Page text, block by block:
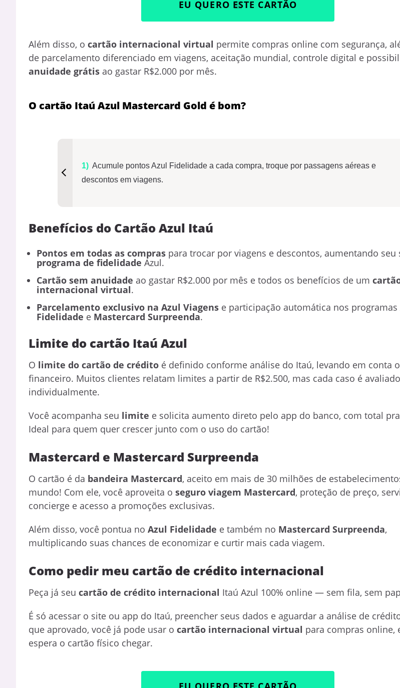
EU QUERO ESTE CARTÃO
Além disso, o cartão internacional virtual permite compras online com segurança,
de parcelamento diferenciado em viagens, aceitação mundial, controle digital e
anuidade grátis ao gastar R$2.000 por mês.
O cartão Itaú Azul Mastercard Gold é bom?
Acumule pontos Azul Fidelidade a cada compra, troque por passagens aéreas e
descontos em viagens.
Benefícios do Cartão Azul Itaú
Pontos em todas as compras para trocar por viagens e descontos, aumentando seu
programa de fidelidade Azul.
Cartão sem anuidade ao gastar R$2.000 por mês e todos os benefícios de um
internacional virtual.
Parcelamento exclusivo na Azul Viagens e participação automática nos programas
Fidelidade e Mastercard Surpreenda.
Limite do cartão Itaú Azul
O limite do cartão de crédito é definido conforme análise do Itaú, levando em conta
financeiro. Muitos clientes relatam limites a partir de R$2.500, mas cada caso é avaliado
individualmente.
Você acompanha seu limite e solicita aumento direto pelo app do banco, com total
Ideal para quem quer crescer junto com o uso do cartão!
Mastercard e Mastercard Surpreenda
O cartão é da bandeira Mastercard, aceito em mais de 30 milhões de
mundo! Com ele, você aproveita o seguro viagem Mastercard, proteção de preço,
concierge e acesso a promoções exclusivas.
Além disso, você pontua no Azul Fidelidade e também no Mastercard Surpreenda,
multiplicando suas chances de economizar e curtir mais cada viagem.
Como pedir meu cartão de crédito internacional
Peça já seu cartão de crédito internacional Itaú Azul 100% online — sem fila, sem
É só acessar o site ou app do Itaú, preencher seus dados e aguardar a análise de
que aprovado, você já pode usar o cartão internacional virtual para compras online,
espera o cartão físico chegar.